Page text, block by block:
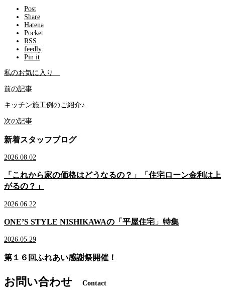
Post
Share
Hatena
Pocket
RSS
feedly
Pin it
私のお気に入り
前の記事
キッチン施工例のご紹介♪
次の記事
新着スタッフブログ
2026.08.02
「これから家の価格はどうなるの？」「住宅ローン金利は上
がるの？」
2026.06.22
ONE’S STYLE NISHIKAWAの「平屋住宅」特集
2026.05.29
第１６回ふれあい感謝祭開催！
お問い合わせ Contact